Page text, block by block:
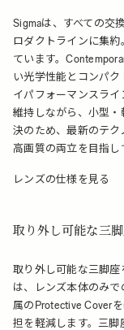
Sigmaは、すべての交
ロダクトラインに集約
ています。
い光学性能とコンパ
イパフォーマンスラ
維持しながら、小型
決のため、最新のテ
高画質の両立を目指し
レンズの仕様を見る
取り外し可能な三
取り外し可能な三脚
は、レンズ本体のみ
属のProtective Cover
担を軽減します。三脚